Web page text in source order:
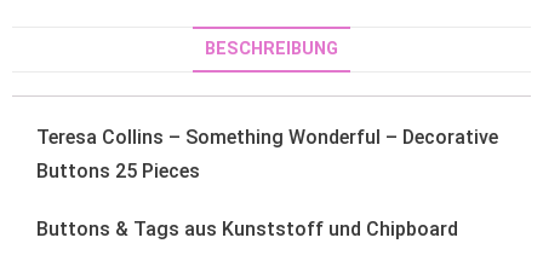
BESCHREIBUNG
Teresa Collins – Something Wonderful – Decorative
Buttons 25 Pieces
Buttons & Tags aus Kunststoff und Chipboard